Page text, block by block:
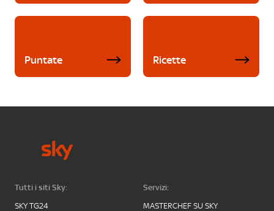
Puntate Ricette
Tutti i siti Sky:
SKY TG24
Servizi:
MASTERCHEF SU SKY